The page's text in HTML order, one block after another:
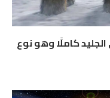
كاملًا وهو نوع